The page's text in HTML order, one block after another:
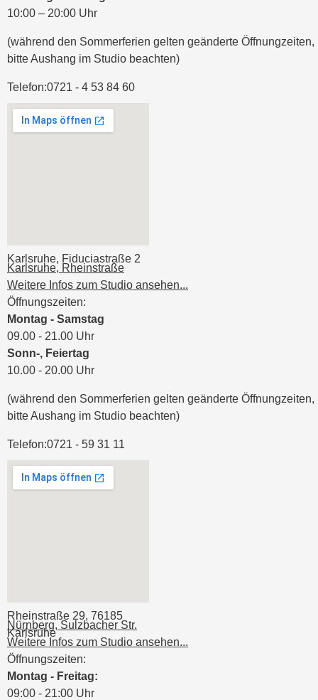
10:00 – 20:00 Uhr
(während den Sommerferien gelten geänderte Öffnungzeiten,
bitte Aushang im Studio beachten)
Telefon:0721 - 4 53 84 60
Karlsruhe, Fiduciastraße 2
Karlsruhe, Rheinstraße
Weitere Infos zum Studio ansehen...
Öffnungszeiten:
Montag - Samstag
09.00 - 21.00 Uhr
Sonn-, Feiertag
10.00 - 20.00 Uhr
(während den Sommerferien gelten geänderte Öffnungzeiten,
bitte Aushang im Studio beachten)
Telefon:0721 - 59 31 11
Rheinstraße 29, 76185
Karlsruhe
Nürnberg, Sulzbacher Str.
Weitere Infos zum Studio ansehen...
Öffnungszeiten:
Montag - Freitag:
09:00 - 21:00 Uhr